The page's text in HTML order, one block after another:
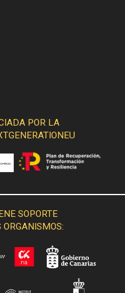
POR LA
SOPORTE
ORGANISMOS: